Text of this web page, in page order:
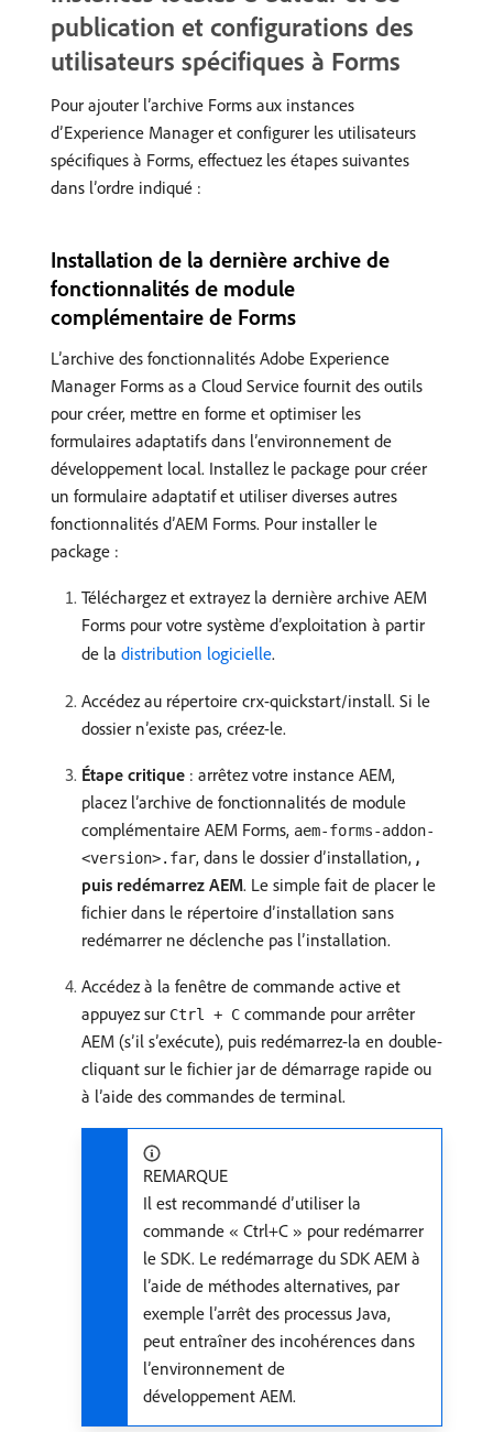
publication et configurations des
utilisateurs spécifiques à Forms
Pour ajouter l’archive Forms aux instances
d’Experience Manager et configurer les utilisateurs
spécifiques à Forms, effectuez les étapes suivantes
dans l’ordre indiqué :
Installation de la dernière archive de
fonctionnalités de module
complémentaire de Forms
L’archive des fonctionnalités Adobe Experience
Manager Forms as a Cloud Service fournit des outils
pour créer, mettre en forme et optimiser les
formulaires adaptatifs dans l’environnement de
développement local. Installez le package pour créer
un formulaire adaptatif et utiliser diverses autres
fonctionnalités d’AEM Forms. Pour installer le
package :
Téléchargez et extrayez la dernière archive AEM
Forms pour votre système d’exploitation à partir
de la distribution logicielle.
Accédez au répertoire crx-quickstart/install. Si le
dossier n’existe pas, créez-le.
Étape critique : arrêtez votre instance AEM,
placez l’archive de fonctionnalités de module
complémentaire AEM Forms, aem-forms-addon-
<version>.far, dans le dossier d’installation, ,
puis redémarrez AEM. Le simple fait de placer le
fichier dans le répertoire d’installation sans
redémarrer ne déclenche pas l’installation.
Accédez à la fenêtre de commande active et
appuyez sur Ctrl + C commande pour arrêter
AEM (s’il s’exécute), puis redémarrez-la en double-
cliquant sur le fichier jar de démarrage rapide ou
à l’aide des commandes de terminal.
REMARQUE
Il est recommandé d’utiliser la
commande « Ctrl+C » pour redémarrer
le SDK. Le redémarrage du SDK AEM à
l’aide de méthodes alternatives, par
exemple l’arrêt des processus Java,
peut entraîner des incohérences dans
l’environnement de
développement AEM.